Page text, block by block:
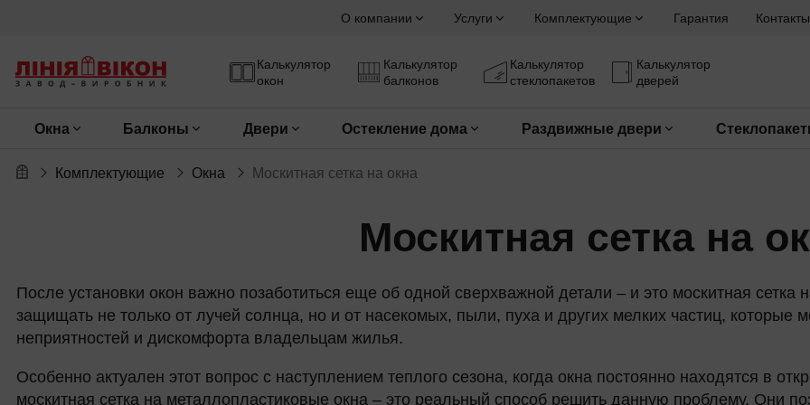
О компании Услуги Комплектующие Гарантия Контакты
Калькулятор
окон
Калькулятор
балконов
Калькулятор
стеклопакетов
Калькулятор
дверей
Окна Балконы Двери Остекление дома Раздвижные двери
Комплектующие Окна Москитная сетка на окна
Москитная сетка на
После установки окон важно позаботиться еще об одной сверхважной детали – и это москитная
защищать не только от лучей солнца, но и от насекомых, пыли, пуха и других мелких частиц, которые
неприятностей и дискомфорта владельцам жилья.
Особенно актуален этот вопрос с наступлением теплого сезона, когда окна постоянно находятся в
москитная сетка на металлопластиковые окна – это реальный способ решить данную проблему. Они